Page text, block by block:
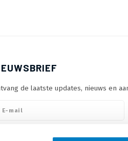
de laatste updates, nieuws en